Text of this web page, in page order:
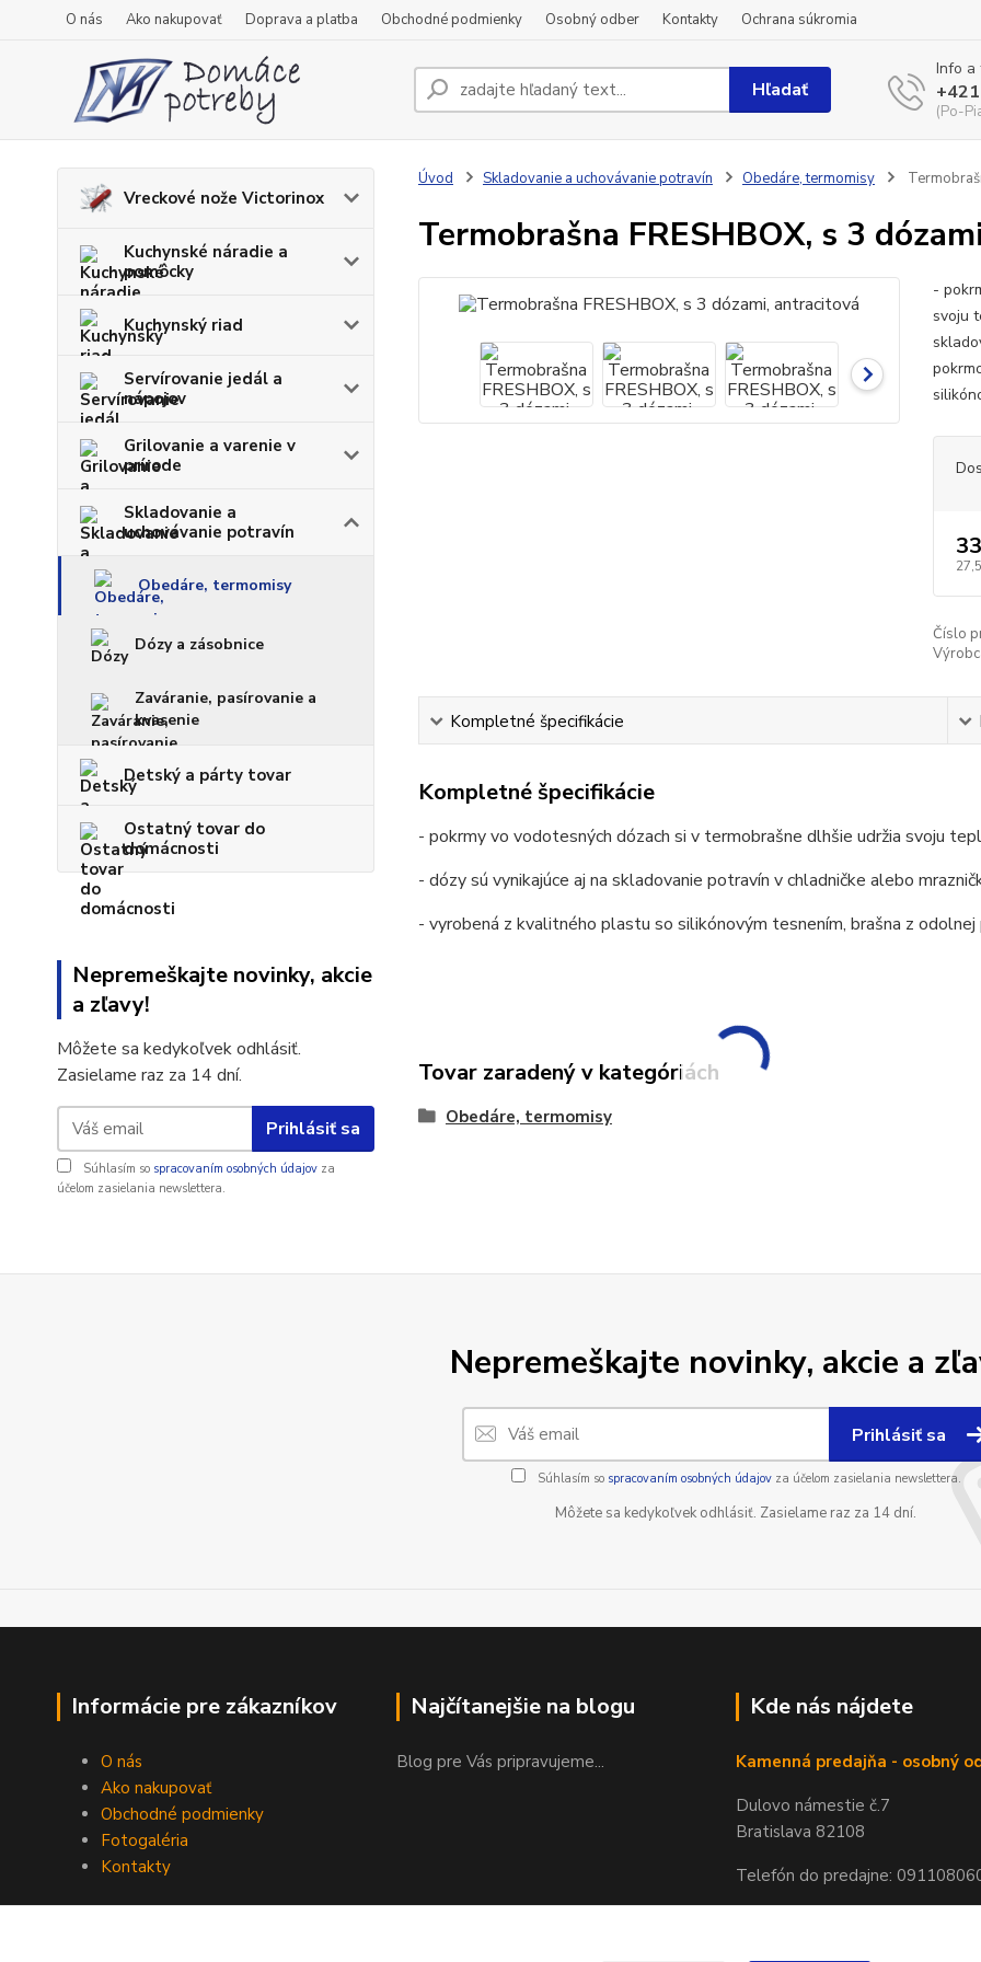
O nás Ako nakupovať Doprava a platba Obchodné podmienky Osobný odber Kontakty Ochrana súkromia
Hľadať
Info a
(Po-
Vreckové nože Victorinox
Kuchynské náradie a
pomôcky
Kuchynský riad
Servírovanie jedál a
nápojov
Grilovanie a varenie v
prírode
Skladovanie a
uchovávanie potravín
Obedáre, termomisy
Dózy a zásobnice
Zaváranie, pasírovanie a
kvasenie
Detský a párty tovar
Ostatný tovar do
domácnosti
Nepremeškajte novinky, akcie
a zľavy!
Môžete sa kedykoľvek odhlásiť.
Zasielame raz za 14 dní.
Prihlásiť sa
Súhlasím so spracovaním osobných údajov za
účelom zasielania newslettera.
Úvod Skladovanie a uchovávanie potravín Obedáre, termomisy
Termobrašna FRESHBOX, s 3
-
svoju
Číslo
Kompletné špecifikácie
Kompletné špecifikácie
- pokrmy vo vodotesných dózach si v termobrašne dlhšie udržia svoju
- dózy sú vynikajúce aj na skladovanie potravín v chladničke alebo
- vyrobená z kvalitného plastu so silikónovým tesnením, brašna z
Tovar zaradený v kategóriách
Obedáre, termomisy
Nepremeškajte novinky, akcie a
Prihlásiť sa
Súhlasím so spracovaním osobných údajovza účelom zasielania newslettera.
Môžete sa kedykoľvek odhlásiť. Zasielame raz za 14 dní.
Informácie pre zákazníkov
O nás
Ako nakupovať
Obchodné podmienky
Fotogaléria
Kontakty
Najčítanejšie na blogu
Blog pre Vás pripravujeme...
Kde nás nájdete
Kamenná predajňa - osobný
Dulovo námestie č.7
Bratislava 82108
Telefón do predajne: